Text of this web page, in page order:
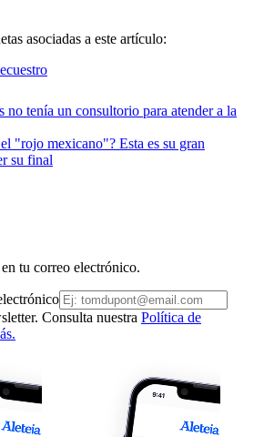
asociadas a este artículo:
no tenía un consultorio para atender a la
"rojo mexicano"? Esta es su gran
su final
tu correo electrónico.
Consulta nuestra Política de